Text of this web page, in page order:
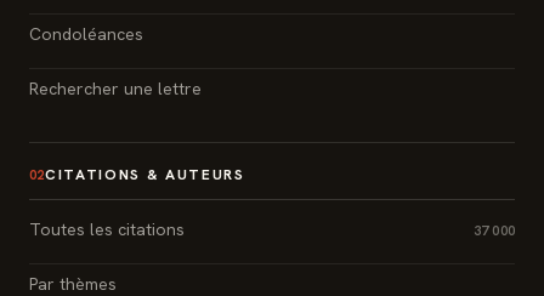
Condoléances
Rechercher une lettre
02CITATIONS & AUTEURS
Toutes les citations 37 000
Par thèmes